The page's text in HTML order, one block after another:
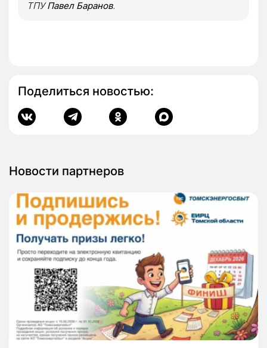
ТПУПавел Баранов.
Поделиться новостью:
Новости партнеров